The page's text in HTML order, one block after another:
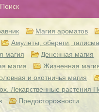
Поиск
Магия ароматов
Амулеты, обереги,
магия
Денежная магия
магия
Жизненная
и охотничья магия
Лекарственные растения
Предосторожности